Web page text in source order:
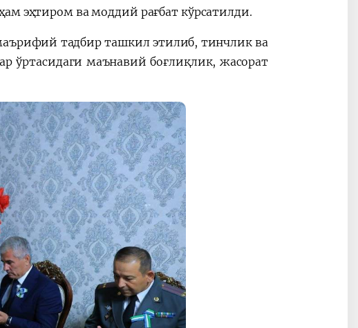
эҳтиром ва моддий рағбат кўрсатилди.
тадбир ташкил этилиб, тинчлик ва
ўртасидаги маънавий боғлиқлик, жасорат